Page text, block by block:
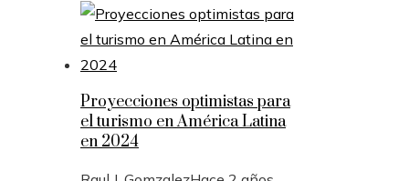
Proyecciones optimistas para
el turismo en América Latina
en 2024